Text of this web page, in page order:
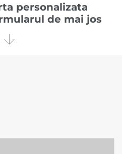
personalizata
de mai jos
